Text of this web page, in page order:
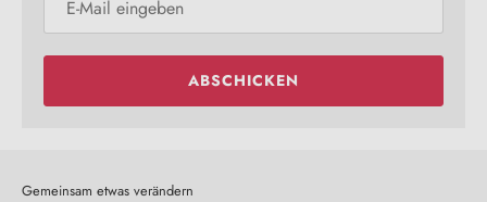
ABSCHICKEN
Gemeinsam etwas verändern